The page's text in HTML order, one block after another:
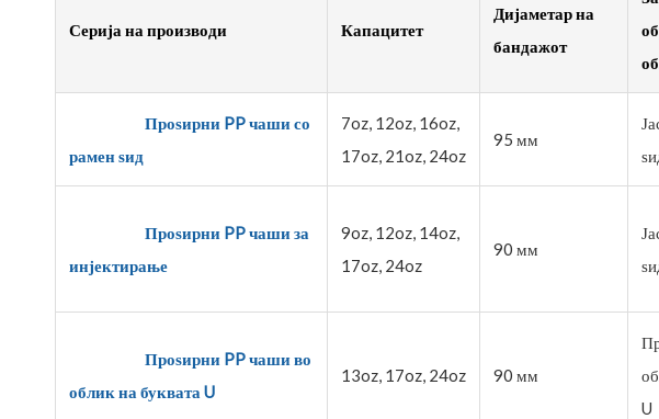
Серија на производи Капацитет
Дијаметар на
бандажот
Проѕирни PP чаши со
рамен ѕид
7oz, 12oz, 16oz,
17oz, 21oz, 24oz
95 мм
Проѕирни PP чаши за
инјектирање
9oz, 12oz, 14oz,
17oz, 24oz
90 мм
Проѕирни PP чаши во
облик на буквата U
13oz, 17oz, 24oz 90 мм
U